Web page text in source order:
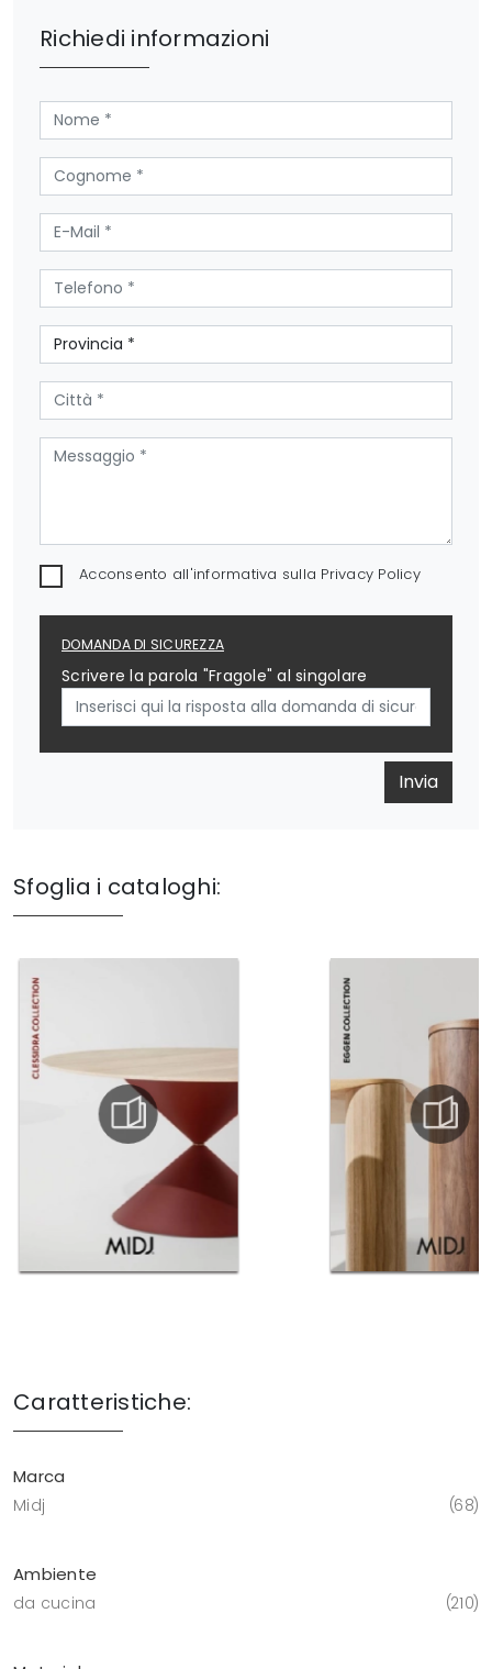
Richiedi informazioni
Acconsento all'informativa sulla Privacy Policy
DOMANDA DI SICUREZZA
Scrivere la parola "Fragole" al singolare
Invia
Sfoglia i cataloghi:
Caratteristiche:
Marca
Midj 68
Ambiente
da cucina 210